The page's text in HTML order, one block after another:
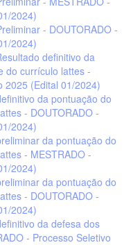
2024)
- DOUTORADO -
2024)
definitivo da
do currículo lattes -
2025 (Edital 01/2024)
da pontuação do
- DOUTORADO -
2024)
da pontuação do
- MESTRADO -
2024)
da pontuação do
- DOUTORADO -
2024)
da defesa dos
- Processo Seletivo